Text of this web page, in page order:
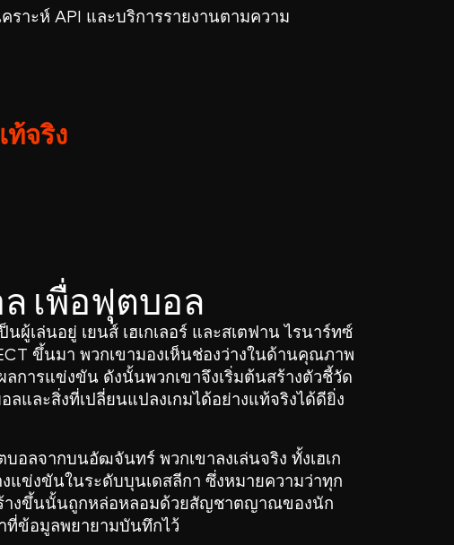
าะห์ API และบริการรายงานตามความ
ท้จริง
เพื่อฟุตบอล
ผู้เล่นอยู่ เยนส์ เฮเกเลอร์ และสเตฟาน ไรนาร์ทซ์
ขึ้นมา พวกเขามองเห็นช่องว่างในด้านคุณภาพ
ลการแข่งขัน ดังนั้นพวกเขาจึงเริ่มต้นสร้างตัวชี้วัด
และสิ่งที่เปลี่ยนแปลงเกมได้อย่างแท้จริงได้ดียิ่ง
อลจากบนอัฒจันทร์ พวกเขาลงเล่นจริง ทั้งเฮเก
งแข่งขันในระดับบุนเดสลีกา ซึ่งหมายความว่าทุก
างขึ้นนั้นถูกหล่อหลอมด้วยสัญชาตญาณของนัก
ที่ข้อมูลพยายามบันทึกไว้